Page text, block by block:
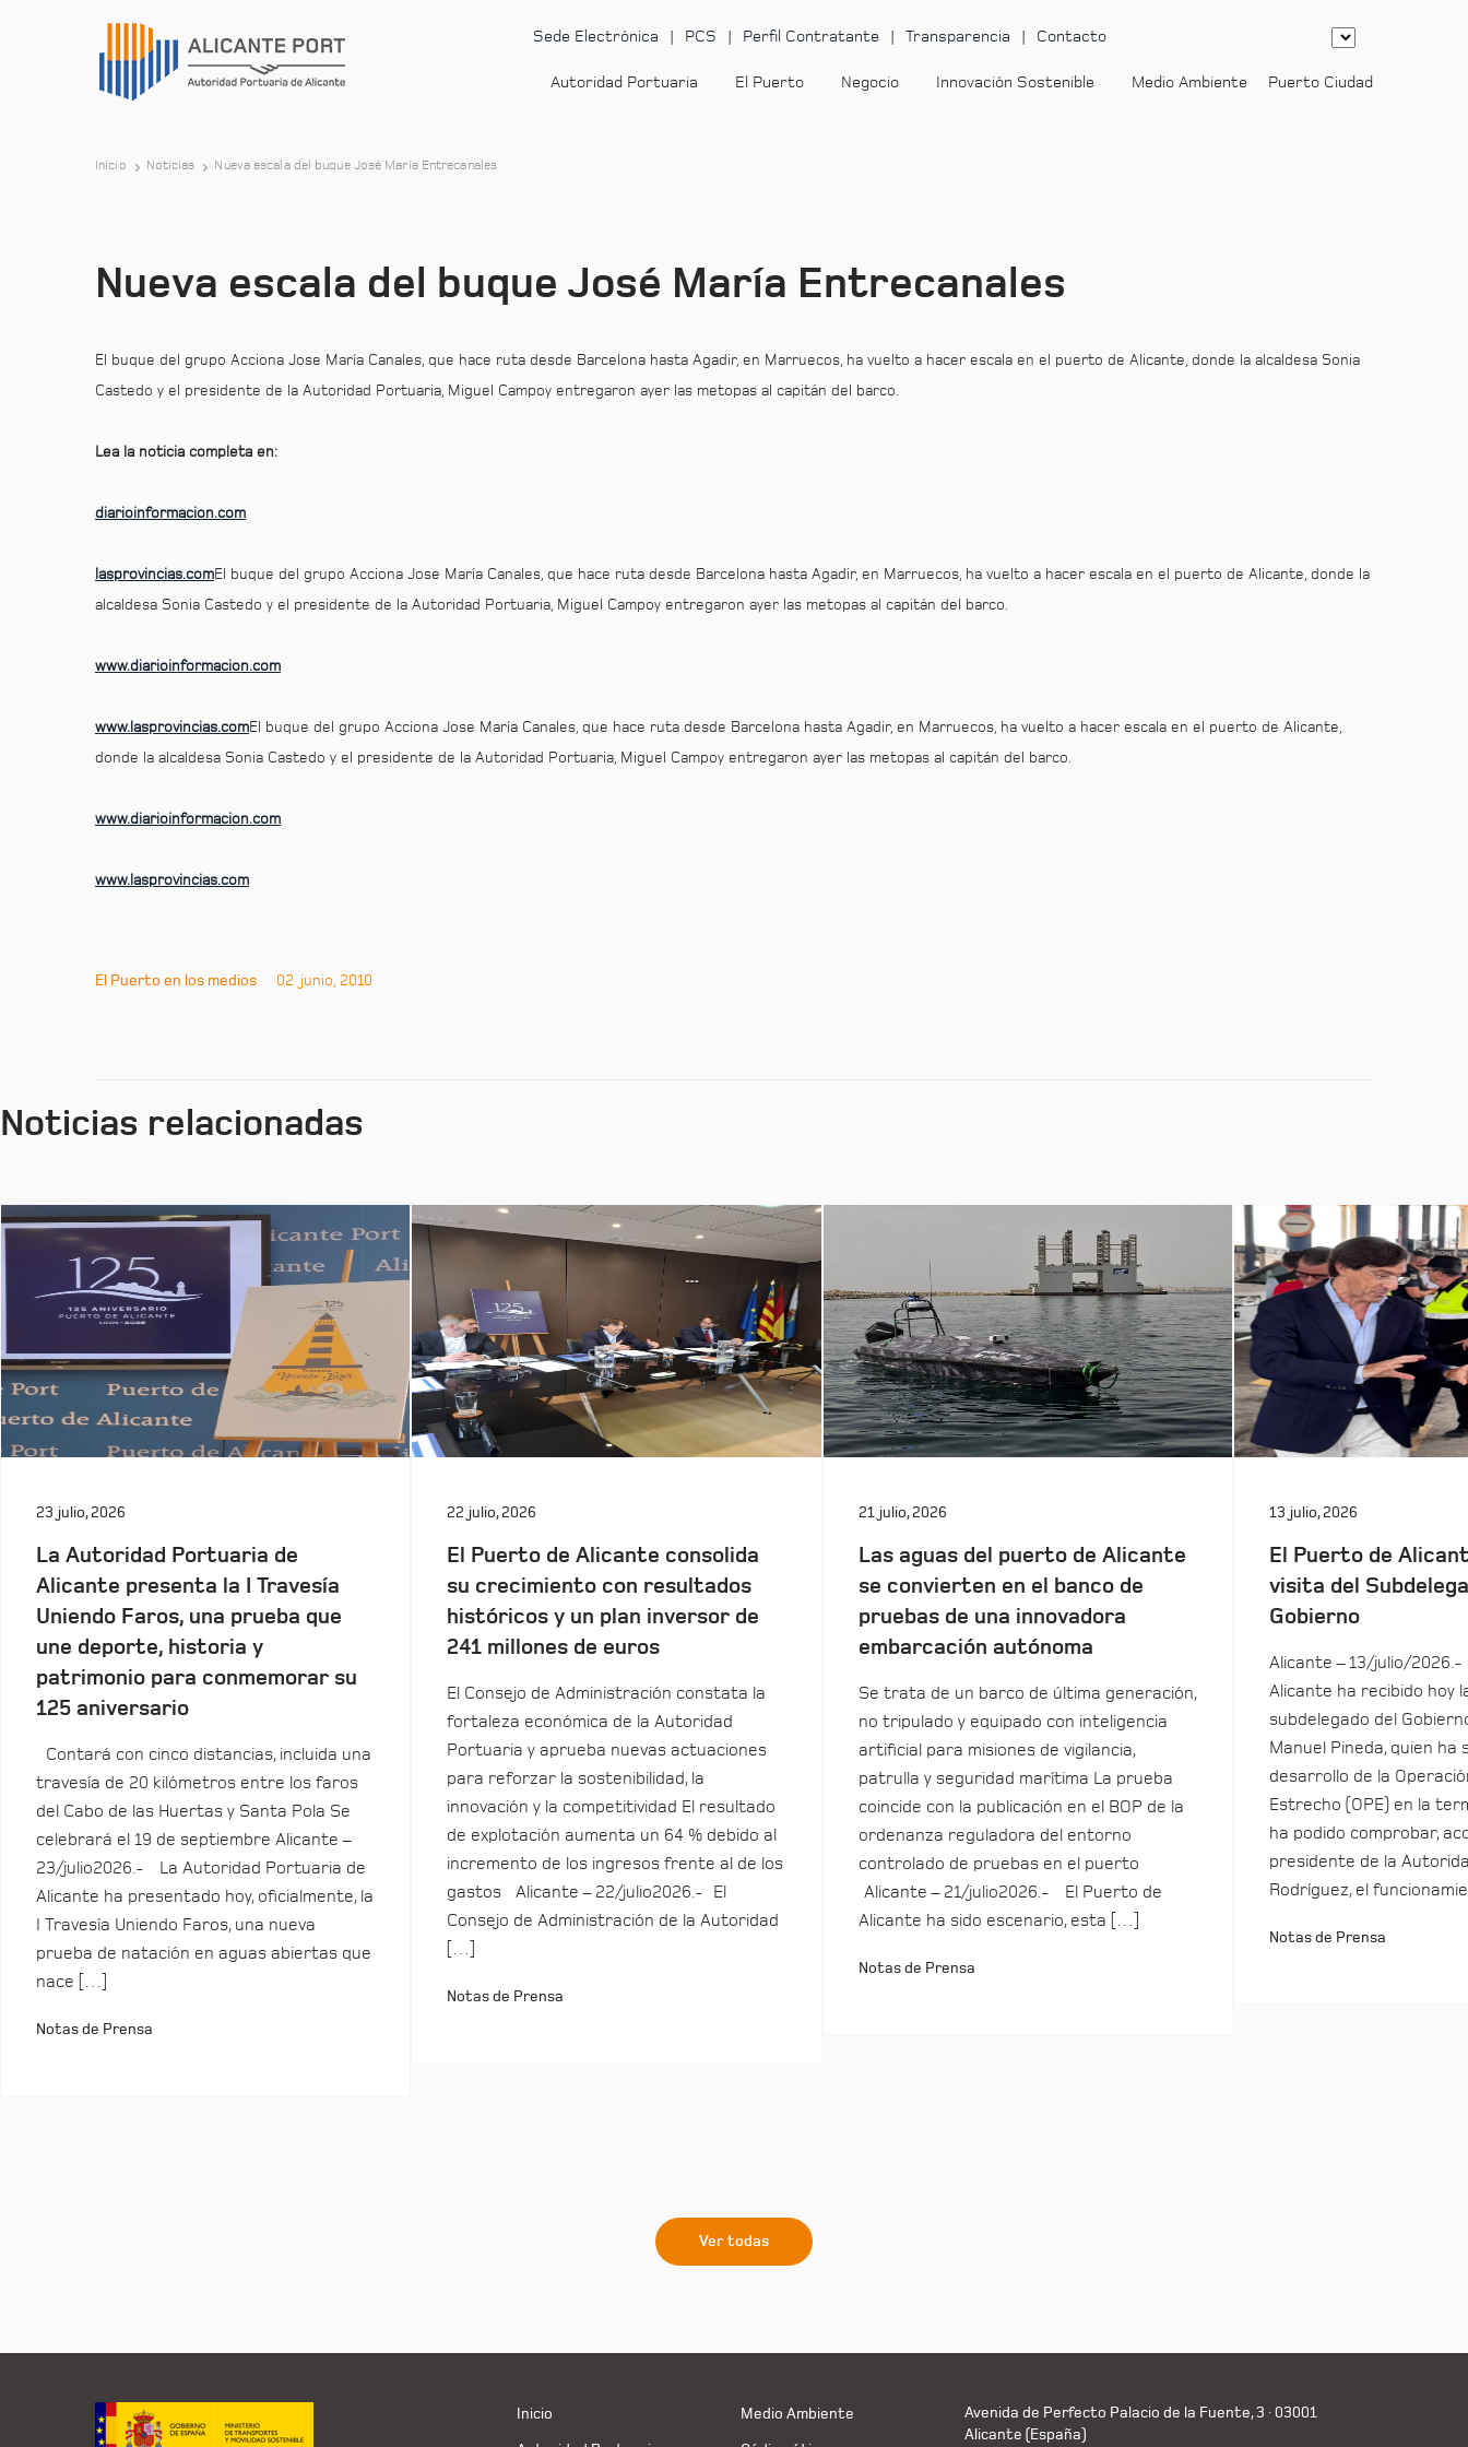
Sede Electrónica PCS Perfil Contratante Transparencia Contacto
Autoridad Portuaria El Puerto Negocio Innovación Sostenible Medio Ambiente Puerto Ciudad
Inicio Noticias Nueva escala del buque José María Entrecanales
Nueva escala del buque José María Entrecanales
El buque del grupo Acciona Jose María Canales, que hace ruta desde Barcelona hasta Agadir, en Marruecos, ha vuelto a hacer escala en el puerto de Alicante, donde la alcaldesa Sonia
Castedo y el presidente de la Autoridad Portuaria, Miguel Campoy entregaron ayer las metopas al capitán del barco.
Lea la noticia completa en:
diarioinformacion.com
lasprovincias.comEl buque del grupo Acciona Jose María Canales, que hace ruta desde Barcelona hasta Agadir, en Marruecos, ha vuelto a hacer escala en el puerto de Alicante, donde la
alcaldesa Sonia Castedo y el presidente de la Autoridad Portuaria, Miguel Campoy entregaron ayer las metopas al capitán del barco.
www.diarioinformacion.com
www.lasprovincias.comEl buque del grupo Acciona Jose María Canales, que hace ruta desde Barcelona hasta Agadir, en Marruecos, ha vuelto a hacer escala en el puerto de Alicante,
donde la alcaldesa Sonia Castedo y el presidente de la Autoridad Portuaria, Miguel Campoy entregaron ayer las metopas al capitán del barco.
www.diarioinformacion.com
www.lasprovincias.com
El Puerto en los medios 02 junio, 2010
Noticias relacionadas
23 julio, 2026
La Autoridad Portuaria de
Alicante presenta la I Travesía
Uniendo Faros, una prueba que
une deporte, historia y
patrimonio para conmemorar su
125 aniversario
Contará con cinco distancias, incluida una
travesía de 20 kilómetros entre los faros
del Cabo de las Huertas y Santa Pola Se
celebrará el 19 de septiembre Alicante –
23/julio2026.- La Autoridad Portuaria de
Alicante ha presentado hoy, oficialmente, la
I Travesía Uniendo Faros, una nueva
prueba de natación en aguas abiertas que
nace […]
Notas de Prensa
22 julio, 2026
El Puerto de Alicante consolida
su crecimiento con resultados
históricos y un plan inversor de
241 millones de euros
El Consejo de Administración constata la
fortaleza económica de la Autoridad
Portuaria y aprueba nuevas actuaciones
para reforzar la sostenibilidad, la
innovación y la competitividad El resultado
de explotación aumenta un 64 % debido al
incremento de los ingresos frente al de los
gastos Alicante – 22/julio2026.- El
Consejo de Administración de la Autoridad
Notas de Prensa
21 julio, 2026
Las aguas del puerto de Alicante
se convierten en el banco de
pruebas de una innovadora
embarcación autónoma
Se trata de un barco de última generación,
no tripulado y equipado con inteligencia
artificial para misiones de vigilancia,
patrulla y seguridad marítima La prueba
coincide con la publicación en el BOP de la
ordenanza reguladora del entorno
controlado de pruebas en el puerto
Alicante – 21/julio2026.- El Puerto de
Alicante ha sido escenario, esta […]
Notas de Prensa
13 julio, 2026
El Puerto de
visita del
Gobierno
Alicante – 13/julio/
Alicante ha recibido hoy
subdelegado del
Manuel Pineda, quien ha
desarrollo de la
Estrecho (OPE) en la
ha podido comprobar,
presidente de la
Rodríguez, el
Notas de Prensa
Ver todas
Inicio Medio Ambiente
Avenida de Perfecto Palacio de la Fuente, 3 · 03001
Alicante (España)